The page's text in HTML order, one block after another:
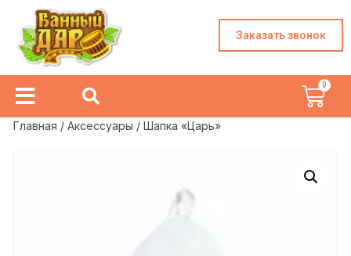
Заказать звонок
Главная /Аксессуары / Шапка «Царь»